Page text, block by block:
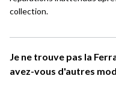
collection.
Je ne trouve pas la
avez-vous d'autres